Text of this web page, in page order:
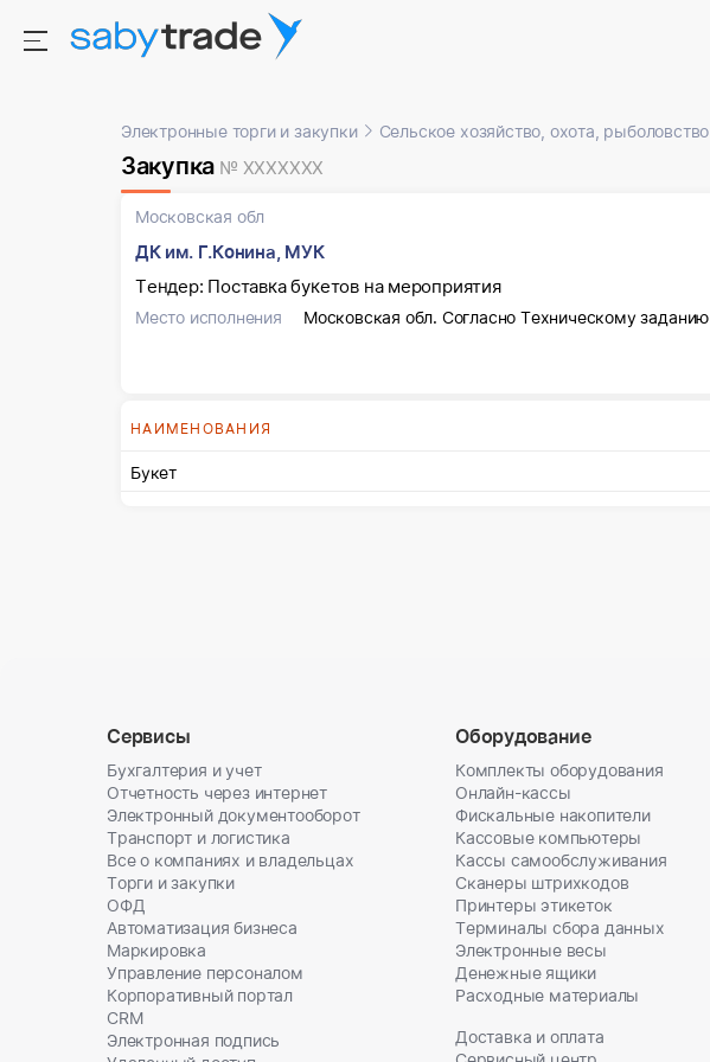
Электронные торги и закупки Сельское хозяйство, охота, рыболовство
Закупка № XXXXXXX
Московская обл
ДК им. Г.Конина, МУК
Тендер: Поставка букетов на мероприятия
Место исполнения Московская обл. Согласно Техническому заданию
НАИМЕНОВАНИЯ
Букет
Сервисы
Бухгалтерия и учет
Отчетность через интернет
Электронный документооборот
Транспорт и логистика
Все о компаниях и владельцах
Торги и закупки
ОФД
Автоматизация бизнеса
Маркировка
Управление персоналом
Корпоративный портал
CRM
Электронная подпись
Оборудование
Комплекты оборудования
Онлайн-кассы
Фискальные накопители
Кассовые компьютеры
Кассы самообслуживания
Сканеры штрихкодов
Принтеры этикеток
Терминалы сбора данных
Электронные весы
Денежные ящики
Расходные материалы
Доставка и оплата